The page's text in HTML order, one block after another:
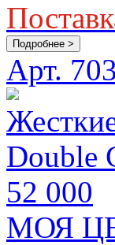
Подробнее >
Арт.
Double
52 000
МОЯ